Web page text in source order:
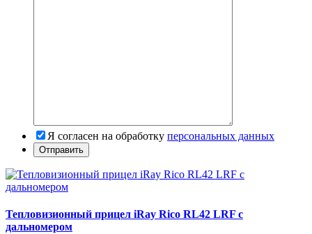
Я согласен на обработку персональных данных
Тепловизионный прицел iRay Rico RL42 LRF с
дальномером